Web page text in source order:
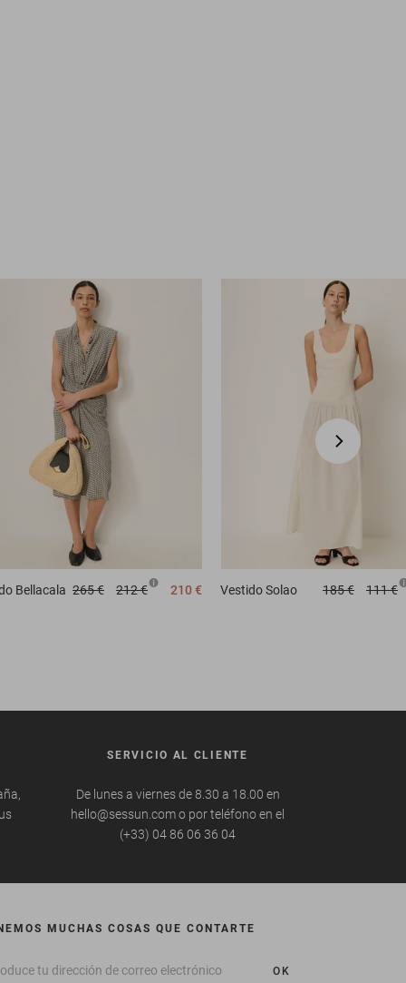
Bellacala 265 € 212 € 210 € Vestido Solao 185 € 111 €
SERVICIO AL CLIENTE
De lunes a viernes de 8.30 a 18.00 en
hello@sessun.com o por teléfono en el
(+33) 04 86 06 36 04
MUCHAS COSAS QUE CONTARTE
OK